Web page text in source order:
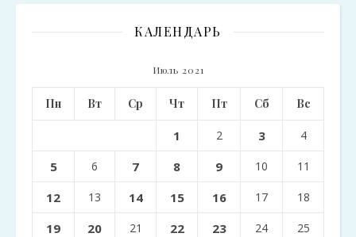
КАЛЕНДАРЬ
Июль 2021
Пн Вт Ср Чт Пт Сб Вс
1 2 3 4
5 6 7 8 9 10 11
12 13 14 15 16 17 18
19 20 21 22 23 24 25